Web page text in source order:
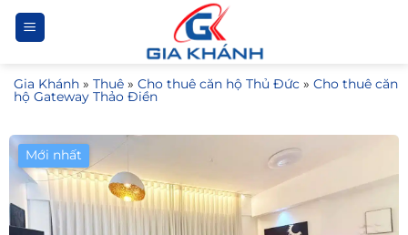
Bỏ
qua
dung
Gia Khánh » Thuê » Cho thuê căn hộ Thủ Đức » Cho thuê căn
hộ Gateway Thảo Điền
Mới nhất